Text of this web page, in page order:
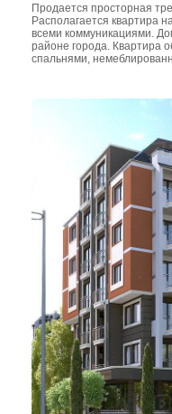
Продается просторная
Располагается квартира
всеми коммуникациями.
районе города. Квартира
спальнями,